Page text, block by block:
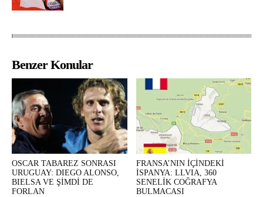
Benzer Konular
OSCAR TABAREZ SONRASI
URUGUAY: DIEGO ALONSO,
BIELSA VE ŞİMDİ DE
FORLAN
FRANSA’NIN İÇİNDEKİ
İSPANYA: LLVIA, 360
SENELİK COĞRAFYA
BULMACASI